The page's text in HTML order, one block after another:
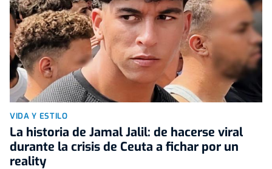
VIDA Y ESTILO
La historia de Jamal Jalil: de hacerse viral
durante la crisis de Ceuta a fichar por un
reality